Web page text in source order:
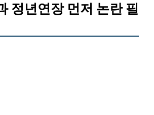
정년연장 먼저 논란 필